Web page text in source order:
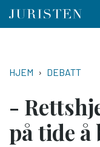
hovedinnhold
HJEM DEBATT
-
på tide å